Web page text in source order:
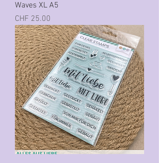
Waves XL A5
Preis
CHF 25.00